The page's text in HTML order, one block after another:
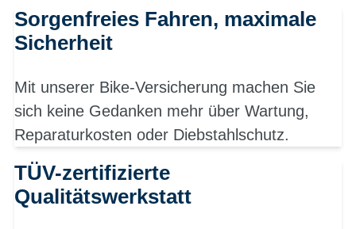
Sorgenfreies Fahren, maximale
Sicherheit
Mit unserer Bike-Versicherung machen Sie
sich keine Gedanken mehr über Wartung,
Reparaturkosten oder Diebstahlschutz.
TÜV-zertifizierte
Qualitätswerkstatt